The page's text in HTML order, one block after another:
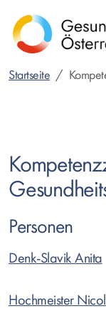
zum
Inhalt
Startseite
Personen
Denk-Slavik Anita
Hochmeister